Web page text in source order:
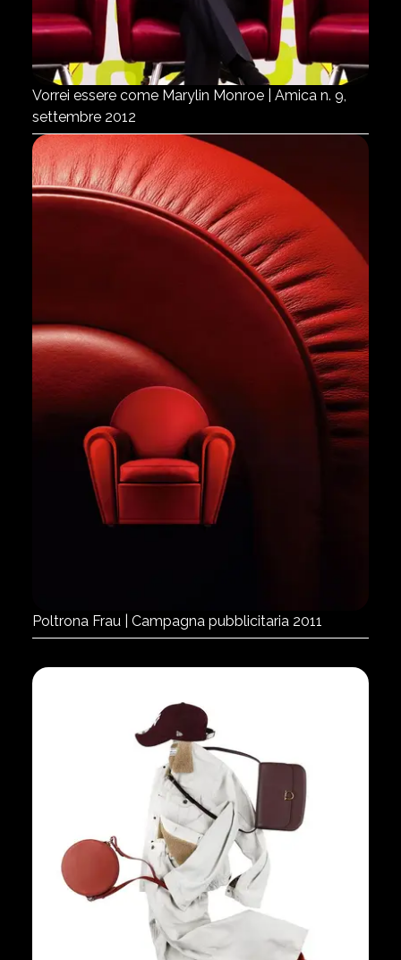
Vorrei essere come Marylin Monroe | Amica n. 9,
settembre 2012
Poltrona Frau | Campagna pubblicitaria 2011